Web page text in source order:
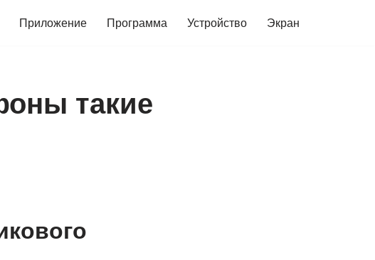
Приложение Программа Устройство Экран
такие